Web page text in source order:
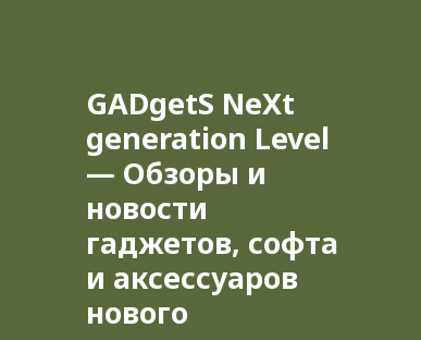
GADgetS NeXt
generation Level
— Обзоры и
новости
гаджетов, софта
и аксессуаров
нового